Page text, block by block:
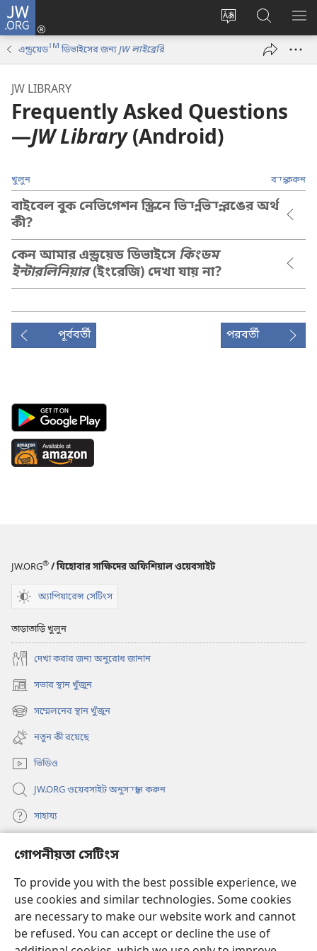
গোপনীয়তা সেটিংস
To provide you with the best possible experience, we
use cookies and similar technologies. Some cookies
are necessary to make our website work and cannot
be refused. You can accept or decline the use of
JW.ORG
ওয়েবসাইটের
পরিবর্তন
লগ
ইন
JW.ORG
ওয়েবসাইট
অনুসন্ধান
মেনু
এন্ড্রয়েডTM ডিভাইসের জন্যJW লাইব্রেরি
JW LIBRARY
Frequently Asked Questions​
—JW Library(Android)
খুলুন বন্ধ করুন
বাইবেল বুক নেভিগেশন স্ক্রিনে ভিন্ন ভিন্ন রঙের অর্থ
কী?
কেন আমার এন্ড্রয়েড ডিভাইসেকিংডম
ইন্টারলিনিয়ার(ইংরেজি) দেখা যায় না?
পূর্ববর্তী পরবর্তী
Android
App
on
Google
Available
at
JW.ORG® / যিহোবার সাক্ষিদের অফিশিয়াল ওয়েবসাইট
অ্যাপিয়ারেন্স সেটিংস
তাড়াতাড়ি খুলুন
দেখা করার জন্য অনুরোধ জানান
সভার স্থান খুঁজুন
(opens
new
window)
সম্মেলনের স্থান খুঁজুন
(opens
new
window)
নতুন কী রয়েছে
ভিডিও
JW.ORG ওয়েবসাইট অনুসন্ধান করুন
সাহায্য
দান
(opens
window)
ওয়াচটাওয়ার অনলাইন লাইব্রেরি
(opens
new
®
(opens
new